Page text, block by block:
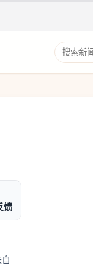
搜索新闻
馈